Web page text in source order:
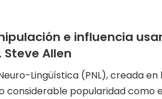
e influencia
Allen
Lingüística (PNL), creada
considerable popularidad como